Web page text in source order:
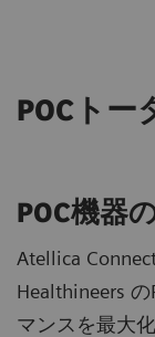
POCト
POC機器
Atellica
Healthineers
マンスを最大